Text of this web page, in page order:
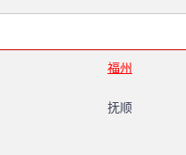
福州
抚顺